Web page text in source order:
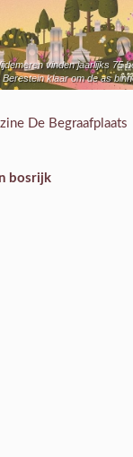
vinden jaarlijks
klaar om de as
De Begraafplaats
bosrijk